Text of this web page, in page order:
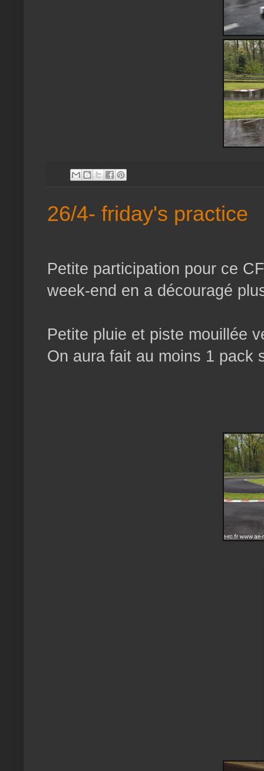
26/4- friday's practice
Petite participation pour ce
week-end en a découragé
Petite pluie et piste mouillée
On aura fait au moins 1 pack